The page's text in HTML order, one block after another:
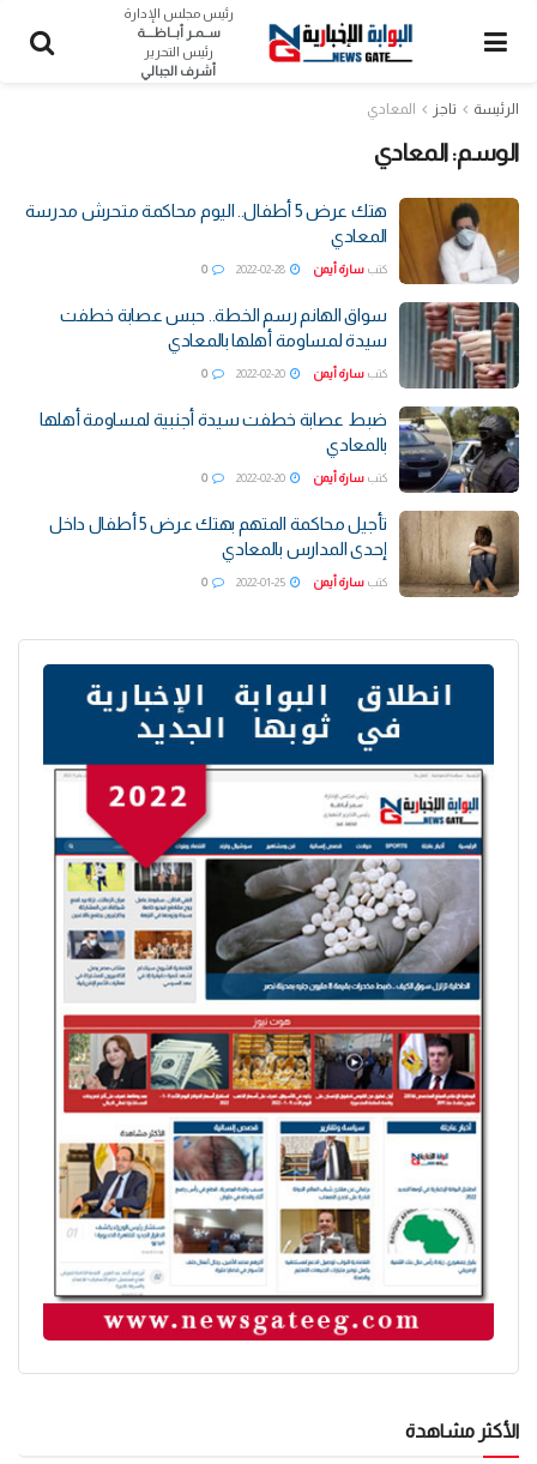
رئيس مجلس الإدارة
ســمـر أبــاظــــة
رئيس التحرير
أشرف الجبالي
الرئيسة تاجز المعادي
الوسم: المعادي
هتك عرض 5 أطفال.. اليوم محاكمة متحرش مدرسة
المعادي
كتب سارة أيمن 0
سواق الهانم رسم الخطة.. حبس عصابة خطفت
سيدة لمساومة أهلها بالمعادي
كتب سارة أيمن 0
ضبط عصابة خطفت سيدة أجنبية لمساومة أهلها
بالمعادي
كتب سارة أيمن 0
تأجيل محاكمة المتهم بهتك عرض 5 أطفال داخل
إحدى المدارس بالمعادي
كتب سارة أيمن 0
الأكثر مشاهدة